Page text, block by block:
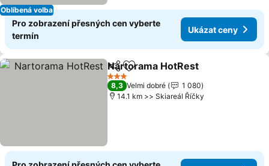
Oblíbená volba
Pro zobrazení přesných cen vyberte
termín
Ukázat ceny
SdíletPřidat na seznam oblíbených
Nartorama HotRest
3 Počet hvězdiček
8,3 Velmi dobré
1 080
14.1 km >> Skiareál Říčky